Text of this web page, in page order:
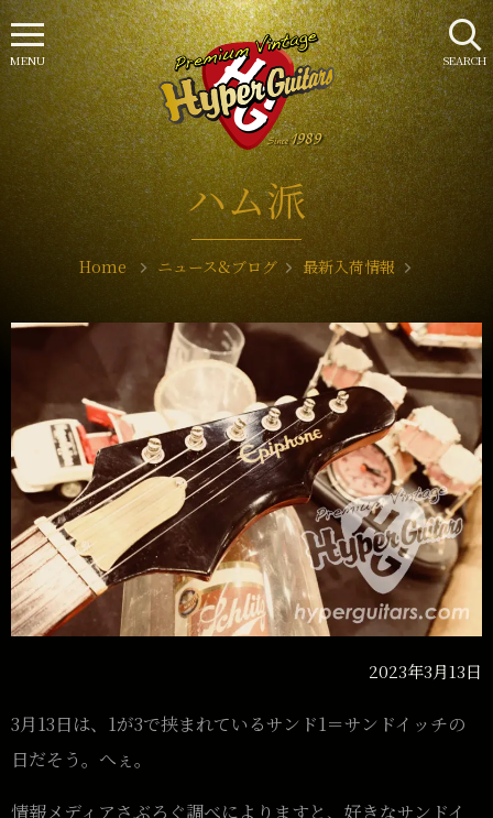
ハム派
Home ニュース&ブログ 最新入荷情報
2023年3月13日
3月13日は、1が3で挟まれているサンド1＝サンドイッチの
日だそう。へぇ。
情報メディアさぶろぐ調べによりますと、好きなサンドイ
SEARCH
MENU